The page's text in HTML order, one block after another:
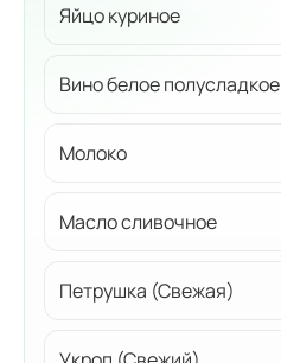
Яйцо куриное
Вино белое полусладкое
Молоко
Масло сливочное
Петрушка (Свежая)